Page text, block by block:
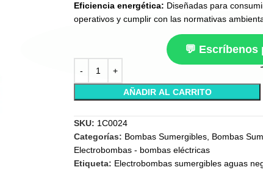
Eficiencia energética: Diseñadas para
operativos y cumplir con las normativas
💬 Escríbenos
AÑADIR AL CARRITO
SKU: 1C0024
Categorías: Bombas Sumergibles Bombas
Electrobombas - bombas eléctricas
Etiqueta: Electrobombas sumergibles aguas